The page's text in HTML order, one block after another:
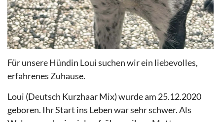
Für unsere Hündin Loui suchen wir ein liebevolles,
erfahrenes Zuhause.
Loui (Deutsch Kurzhaar Mix) wurde am 25.12.2020
geboren. Ihr Start ins Leben war sehr schwer. Als